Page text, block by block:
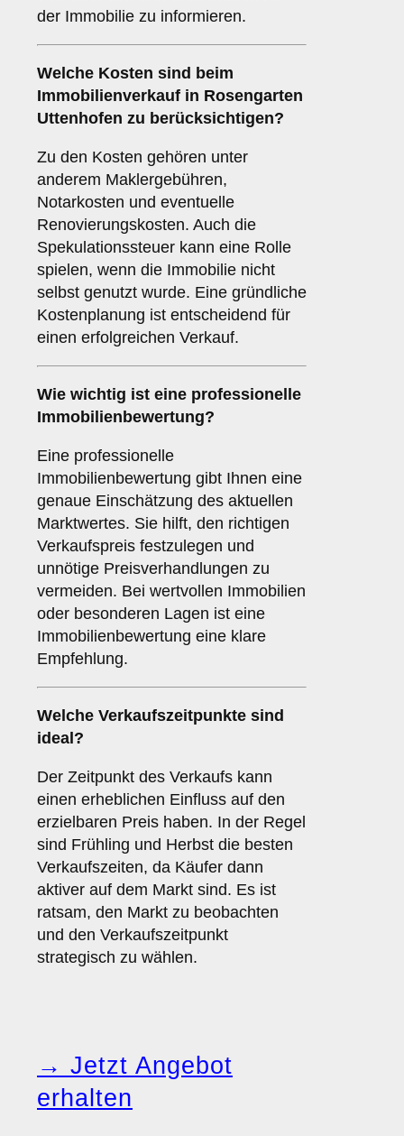
der Immobilie zu informieren.
Welche Kosten sind beim
Immobilienverkauf in Rosengarten
Uttenhofen zu berücksichtigen?
Zu den Kosten gehören unter
anderem Maklergebühren,
Notarkosten und eventuelle
Renovierungskosten. Auch die
Spekulationssteuer kann eine Rolle
spielen, wenn die Immobilie nicht
selbst genutzt wurde. Eine gründliche
Kostenplanung ist entscheidend für
einen erfolgreichen Verkauf.
Wie wichtig ist eine professionelle
Immobilienbewertung?
Eine professionelle
Immobilienbewertung gibt Ihnen eine
genaue Einschätzung des aktuellen
Marktwertes. Sie hilft, den richtigen
Verkaufspreis festzulegen und
unnötige Preisverhandlungen zu
vermeiden. Bei wertvollen Immobilien
oder besonderen Lagen ist eine
Immobilienbewertung eine klare
Empfehlung.
Welche Verkaufszeitpunkte sind
ideal?
Der Zeitpunkt des Verkaufs kann
einen erheblichen Einfluss auf den
erzielbaren Preis haben. In der Regel
sind Frühling und Herbst die besten
Verkaufszeiten, da Käufer dann
aktiver auf dem Markt sind. Es ist
ratsam, den Markt zu beobachten
und den Verkaufszeitpunkt
strategisch zu wählen.
→ Jetzt Angebot
erhalten